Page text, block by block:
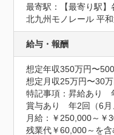
最寄駅：【最寄り駅
北九州モノレール 平
給与・報酬
想定年収350万円〜
想定月収25万円〜30万
特記事項：昇給あり　
賞与あり　年2回（6月
月給：￥250,000～￥
残業代￥60,000～を含